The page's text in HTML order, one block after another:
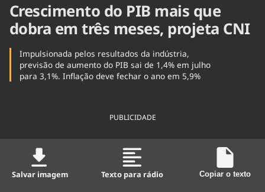
Crescimento do PIB mais que
dobra em três meses, projeta CNI
Impulsionada pelos resultados da indústria,
previsão de aumento do PIB sai de 1,4% em julho
para 3,1%. Inflação deve fechar o ano em 5,9%
PUBLICIDADE
Salvar imagem Texto para rádio Copiar o texto